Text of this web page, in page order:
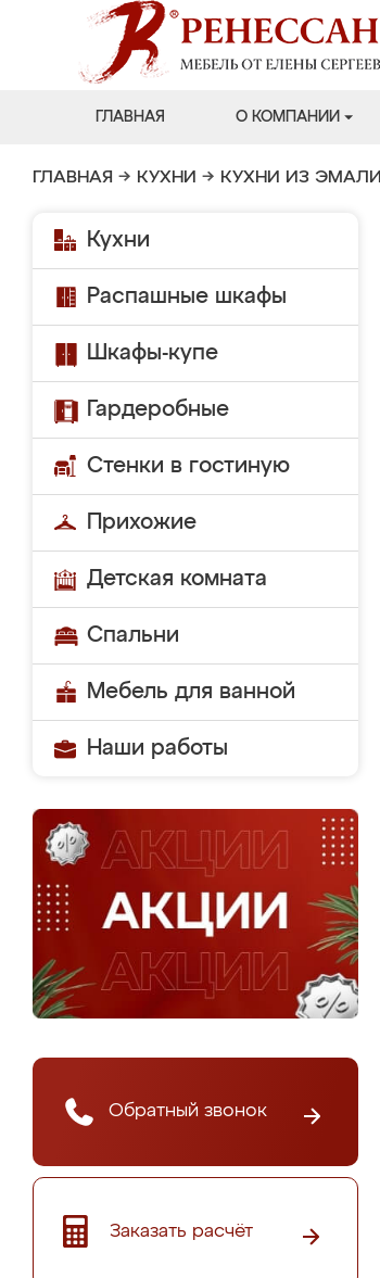
ГЛАВНАЯ О КОМПАНИИ
ГЛАВНАЯ → КУХНИ → КУХНИ ИЗ ЭМАЛИ
Кухни
Распашные шкафы
Шкафы-купе
Гардеробные
Стенки в гостиную
Прихожие
Детская комната
Спальни
Мебель для ванной
Наши работы
Обратный звонок
Заказать расчёт